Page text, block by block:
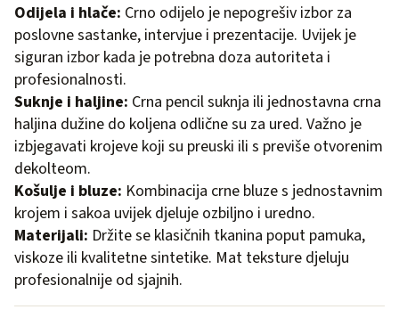
Odijela i hlače: Crno odijelo je nepogrešiv izbor za
poslovne sastanke, intervjue i prezentacije. Uvijek je
siguran izbor kada je potrebna doza autoriteta i
profesionalnosti.
Suknje i haljine: Crna pencil suknja ili jednostavna crna
haljina dužine do koljena odlične su za ured. Važno je
izbjegavati krojeve koji su preuski ili s previše otvorenim
dekolteom.
Košulje i bluze: Kombinacija crne bluze s jednostavnim
krojem i sakoa uvijek djeluje ozbiljno i uredno.
Materijali: Držite se klasičnih tkanina poput pamuka,
viskoze ili kvalitetne sintetike. Mat teksture djeluju
profesionalnije od sjajnih.